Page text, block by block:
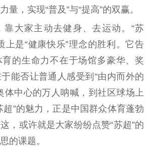
共建共享平台
习平台
辑注册
业务申报系统
量，实现“普及”与“提高”的双赢。
大家主动去健身、去运动。“苏
上是“健康快乐”理念的胜利。它告
的生命力不在于场馆多豪华、奖
能否让普通人感受到“由内而外的
体中心的万人呐喊，到社区球场上
超”的魅力，正是中国群众体育蓬勃
，或许就是大家纷纷点赞“苏超”的
的课题。